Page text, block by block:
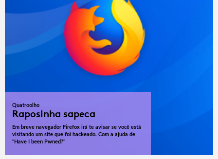
Quatroolho
Raposinha sapeca
Em breve navegador Firefox irá te avisar se você está
visitando um site que foi hackeado. Com a ajuda de
"Have I been Pwned?"